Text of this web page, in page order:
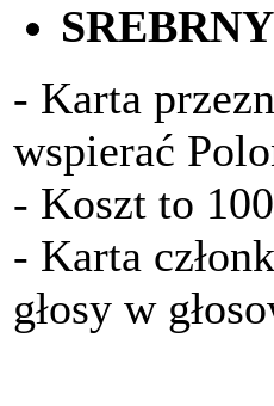
- Karta
wspierać
- Koszt to
- Karta
głosy w